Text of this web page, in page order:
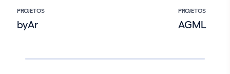
PROJETOS
byAr
PROJETOS
AGML